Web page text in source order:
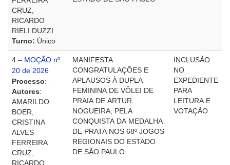
CRUZ,
RICARDO
RIELI DUZZI
Turno: Único
4 – MOÇÃO nº
20 de 2026
Processo: –
Autores:
AMARILDO
BOER,
CRISTINA
ALVES
FERREIRA
CRUZ,
RICARDO
MANIFESTA
CONGRATULAÇÕES E
APLAUSOS À DUPLA
FEMININA DE VÔLEI DE
PRAIA DE ARTUR
NOGUEIRA, PELA
CONQUISTA DA MEDALHA
DE PRATA NOS 68º JOGOS
REGIONAIS DO ESTADO
DE SÃO PAULO
INCLUSÃO
NO
EXPEDIENTE
PARA
LEITURA E
VOTAÇÃO